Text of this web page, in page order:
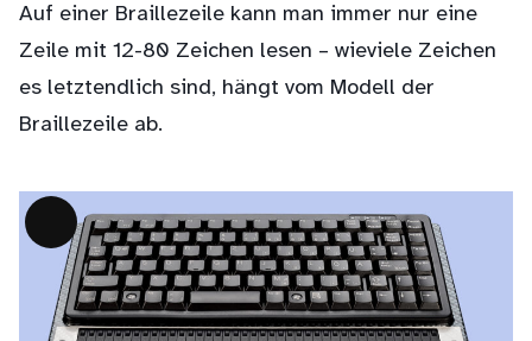
Auf einer Braillezeile kann man immer nur eine
Zeile mit 12-80 Zeichen lesen – wieviele Zeichen
es letztendlich sind, hängt vom Modell der
Braillezeile ab.
Lange
Beschreibung